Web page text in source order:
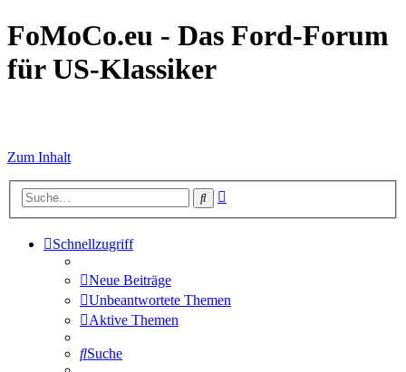
FoMoCo.eu - Das Ford-Forum
für US-Klassiker
Zum Inhalt
Suche
Schnellzugriff
Neue Beiträge
Unbeantwortete Themen
Aktive Themen
Suche